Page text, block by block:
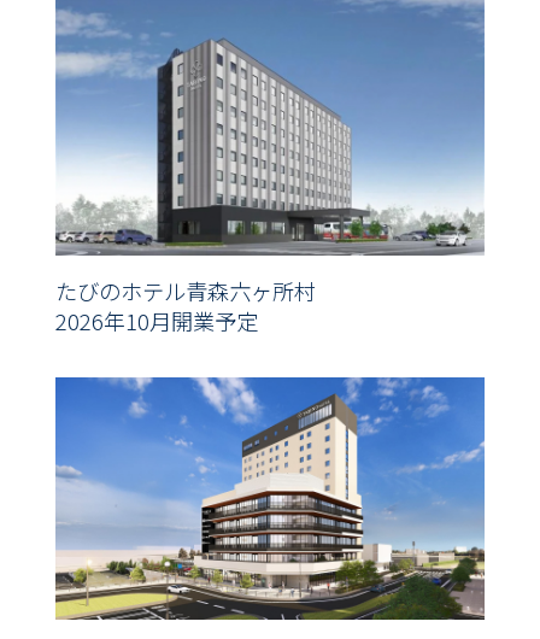
たびのホテル青森六ヶ所村
2026年10月開業予定